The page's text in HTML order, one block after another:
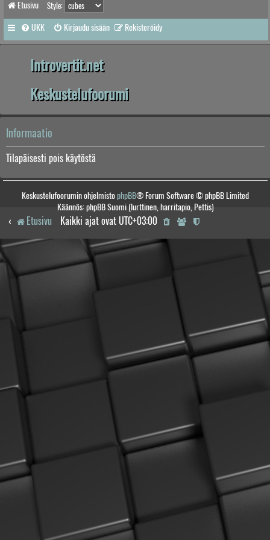
Etusivu Style:
UKK Kirjaudu sisään Rekisteröidy
Introvertit.net
Keskustelufoorumi
Informaatio
Tilapäisesti pois käytöstä
Keskustelufoorumin ohjelmistophpBB® Forum Software © phpBB Limited
Käännös: phpBB Suomi (lurttinen, harritapio, Pettis)
Etusivu Kaikki ajat ovat UTC+03:00